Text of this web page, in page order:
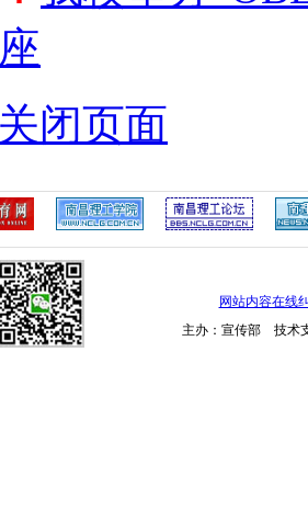
关闭页面
网站内容在线
主办：宣传部 技术